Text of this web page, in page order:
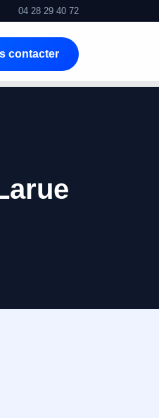
04 28 29 40 72
contacter